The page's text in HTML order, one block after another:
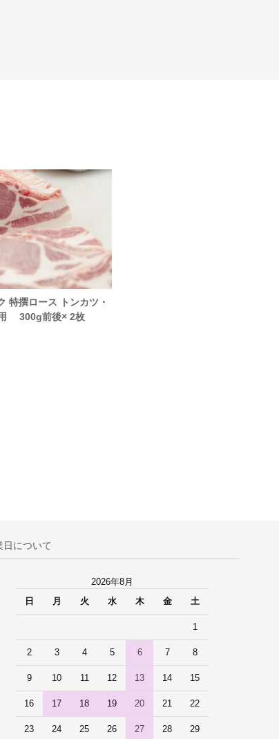
特撰ロース トンカツ・
300g前後× 2枚
日について
2026年8月
日
月 火 水 木 金 土
1
2 3 4 5 6 7 8
9 10 11 12 13 14 15
16 17 18 19 20 21 22
23 24 25 26 27 28 29